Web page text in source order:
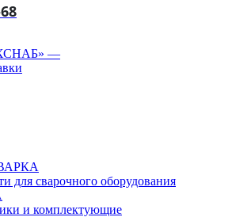
для сварочного оборудования
и комплектующие